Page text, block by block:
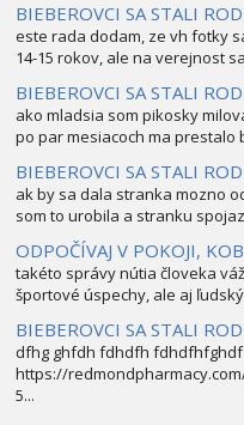
BIEBEROVCI SA STALI
este rada dodam, ze vh fotky
14-15 rokov, ale na verejnost
BIEBEROVCI SA STALI
ako mladsia som pikosky
po par mesiacoch ma prestalo
BIEBEROVCI SA STALI
ak by sa dala stranka mozno
som to urobila a stranku
ODPOČÍVAJ V POKOJI,
takéto správy nútia človeka
športové úspechy, ale aj ľudský
BIEBEROVCI SA STALI
dfhg ghfdh fdhdfh fdhdfhfghdf
https://
5...